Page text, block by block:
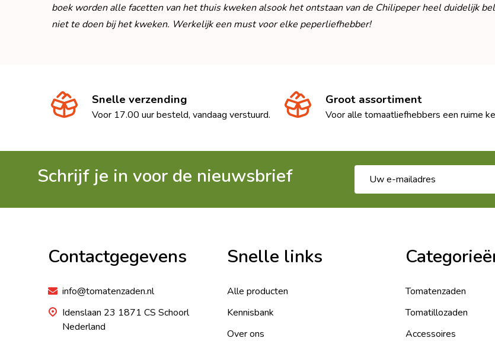
boek worden alle facetten van het thuis kweken alsook het ontstaan van de Chilipeper heel duidelijk
niet te doen bij het kweken. Werkelijk een must voor elke peperliefhebber!
Snelle verzending
Voor 17.00 uur besteld, vandaag verstuurd.
Groot assortiment
Voor alle tomaatliefhebbers een ruime
Schrijf je in voor de nieuwsbrief
mailadres
Contactgegevens
info@tomatenzaden.nl
Idenslaan 23 1871 CS Schoorl
Nederland
Snelle links
Alle producten
Kennisbank
Over ons
Tomatenzaden
Tomatillozaden
Accessoires